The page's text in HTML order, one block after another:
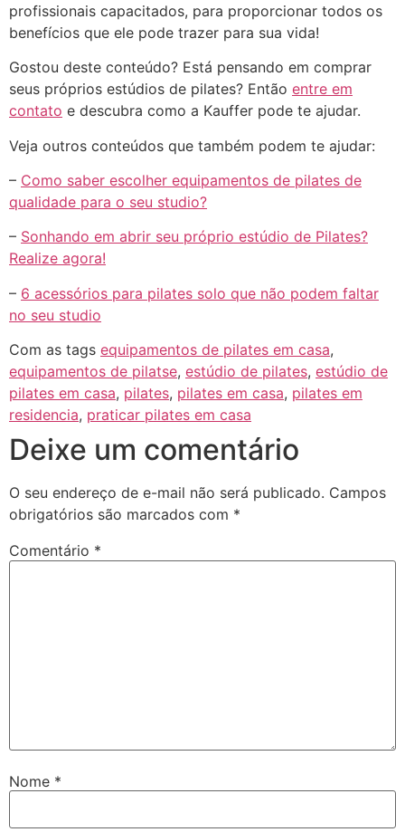
profissionais capacitados, para proporcionar todos os
benefícios que ele pode trazer para sua vida!
Gostou deste conteúdo? Está pensando em comprar
seus próprios estúdios de pilates? Então entre em
contato e descubra como a Kauffer pode te ajudar.
Veja outros conteúdos que também podem te ajudar:
– Como saber escolher equipamentos de pilates de
qualidade para o seu studio?
– Sonhando em abrir seu próprio estúdio de Pilates?
Realize agora!
– 6 acessórios para pilates solo que não podem faltar
no seu studio
Com as tags equipamentos de pilates em casa,
equipamentos de pilatse, estúdio de pilates, estúdio de
pilates em casa, pilates, pilates em casa, pilates em
residencia, praticar pilates em casa
Deixe um comentário
O seu endereço de e-mail não será publicado. Campos
obrigatórios são marcados com *
Comentário *
Nome *